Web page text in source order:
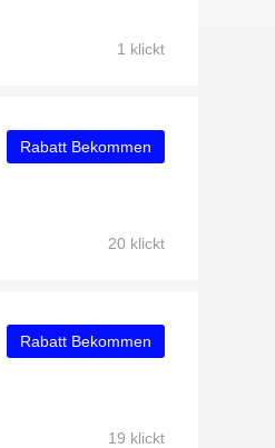
1 klickt
Rabatt Bekommen
20 klickt
Rabatt Bekommen
19 klickt